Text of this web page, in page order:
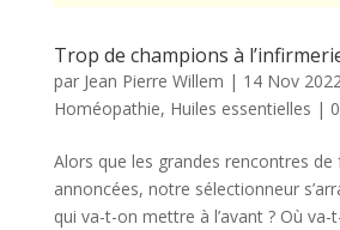
Trop de champions à
par Jean Pierre Willem | 14 Nov
Homéopathie, Huiles essentielles |
Alors que les grandes rencontres
annoncées, notre sélectionneur
qui va-t-on mettre à l’avant ? Où